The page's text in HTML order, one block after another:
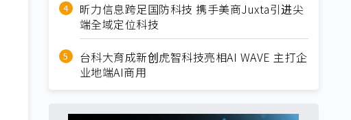
昕力信息跨足国防科技 携手美商Juxta引进尖
端全域定位科技
台科大育成新创虎智科技亮相AI WAVE 主打企
业地端AI商用